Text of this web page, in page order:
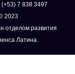
7 838 3497
2023
отделом развития
Латина.